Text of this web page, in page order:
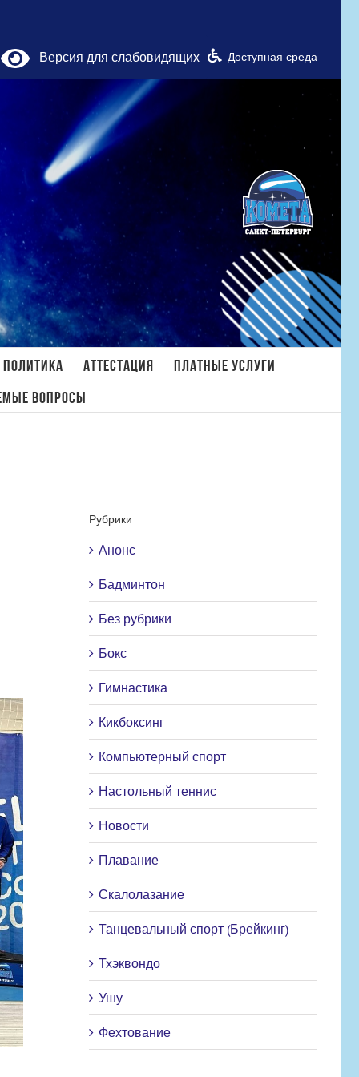
Версия для слабовидящих Доступная среда
Аттестация
Платные услуги
вопросы
Рубрики
Анонс
Бадминтон
Без рубрики
Бокс
Гимнастика
Кикбоксинг
Компьютерный спорт
Настольный теннис
Новости
Плавание
Скалолазание
Танцевальный спорт (Брейкинг)
Тхэквондо
Ушу
Фехтование